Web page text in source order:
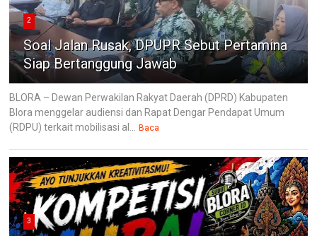
2
Soal Jalan Rusak, DPUPR Sebut Pertamina
Siap Bertanggung Jawab
BLORA – Dewan Perwakilan Rakyat Daerah (DPRD) Kabupaten
Blora menggelar audiensi dan Rapat Dengar Pendapat Umum
(RDPU) terkait mobilisasi al...
Baca
3